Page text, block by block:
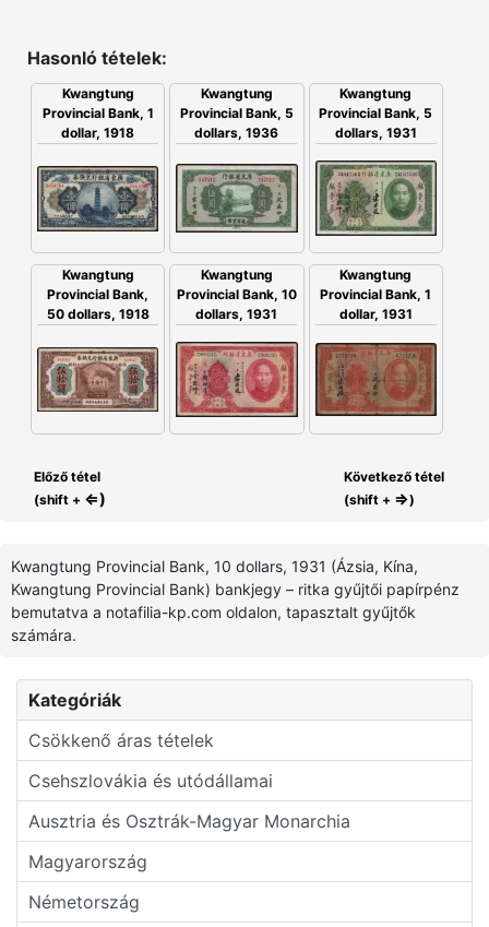
Kategóriák
Csökkenő áras tételek
Csehszlovákia és utódállamai
Ausztria és Osztrák-Magyar Monarchia
Magyarország
Németország
Hasonló tételek:
Kwangtung
Provincial Bank, 1
dollar, 1918
Kwangtung
Provincial Bank, 5
dollars, 1936
Kwangtung
Provincial Bank, 5
dollars, 1931
Kwangtung
Provincial Bank,
50 dollars, 1918
Kwangtung
Provincial Bank, 10
dollars, 1931
Kwangtung
Provincial Bank, 1
dollar, 1931
Előző tétel
(shift + ⇐)
Következő tétel
(shift + ⇒)
Kwangtung Provincial Bank, 10 dollars, 1931 (Ázsia, Kína,
Kwangtung Provincial Bank) bankjegy – ritka gyűjtői papírpénz
bemutatva a notafilia-kp.com oldalon, tapasztalt gyűjtők
számára.